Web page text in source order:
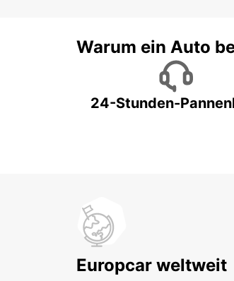
Warum ein Auto
24-Stunden-
Europcar weltweit